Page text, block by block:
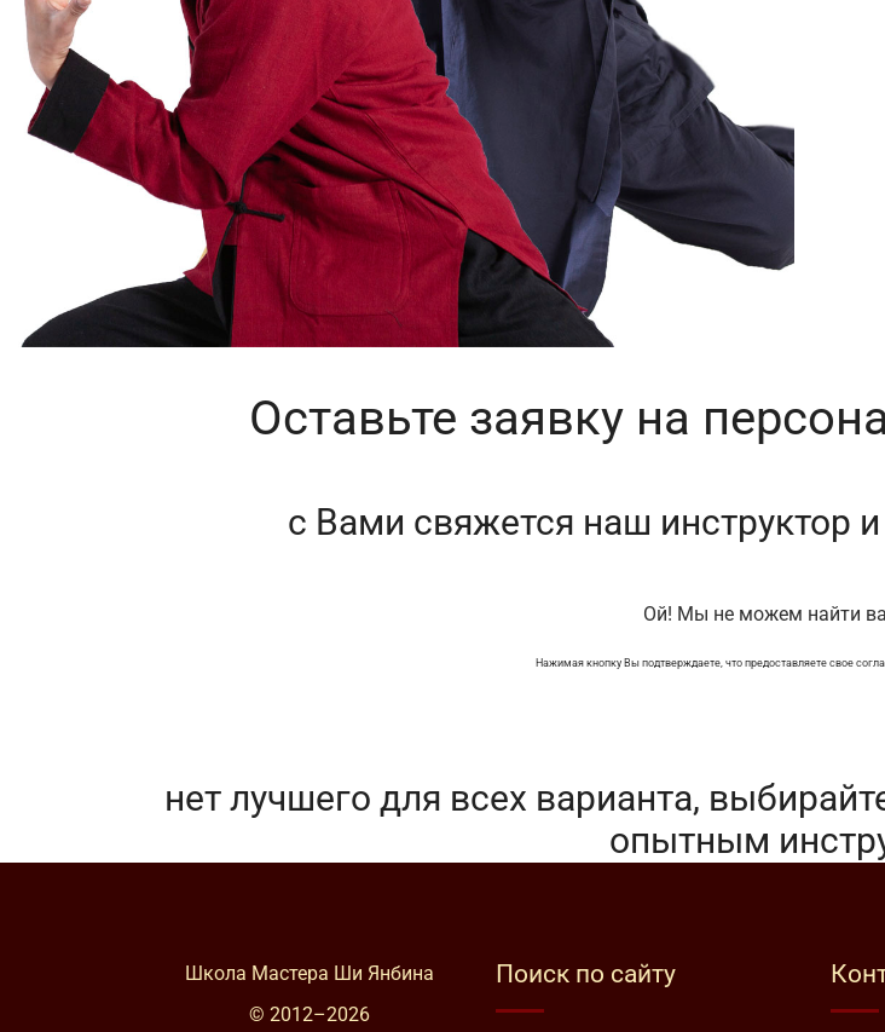
Оставьте заявку на
с Вами свяжется наш инструктор
Ой! Мы не можем найти
Нажимая кнопку Вы подтверждаете, что предоставляете свое
нет лучшего для всех варианта,
опытным
Школа Мастера Ши Янбина
© 2012–2026
Поиск по сайту